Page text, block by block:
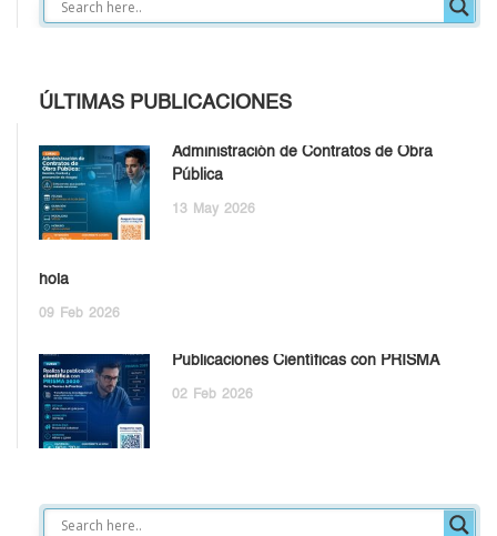
ÚLTIMAS PUBLICACIONES
Administración de Contratos de Obra
Pública
13 May 2026
hola
09 Feb 2026
Publicaciones Científicas con PRISMA
02 Feb 2026